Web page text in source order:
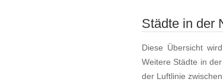
Städte in der
Diese Übersicht
Weitere Städte in
der Luftlinie